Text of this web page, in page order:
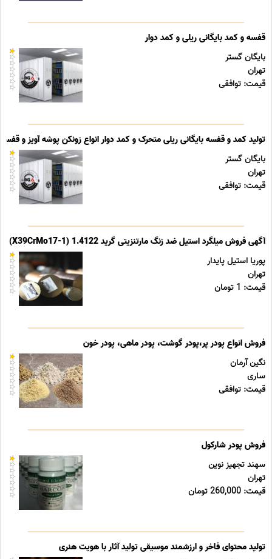
قفسه و کمد بایگانی ریلی و کمد دوار
بایگان گستر
تهران
قیمت: توافقی
تولید کمد و قفسه بایگانی ریلی متحرک و کمد دوار انواع زونکن پوشه آویز و قفسه
بایگان گستر
تهران
قیمت: توافقی
آگهی فروش میلگرد استیل ضد زنگ مارتنزیتی گرید 1.4122 (X39CrMo17-1)
پوریا استیل پایدار
تهران
قیمت: 1 تومان
فروش انواع پودر پر،پودر گوشت، پودر ماهی، پودر خون
نگین آرمان
ساری
قیمت: توافقی
فروش پودر شارکول
سهند تجهیز نوین
تهران
قیمت: 260,000 تومان
تولید محتوای فاخر و ارزشمند موسیقی تولید آثار با هویت هنری